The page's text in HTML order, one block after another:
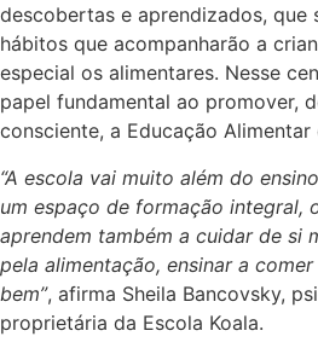
descobertas e aprendizados, que
hábitos que acompanharão a
especial os alimentares. Nesse
papel fundamental ao promover,
consciente, a Educação
“A escola vai muito além do
um espaço de formação integral,
aprendem também a cuidar de si
pela alimentação, ensinar a
bem”, afirma Sheila Bancovsky,
proprietária da Escola Koala.